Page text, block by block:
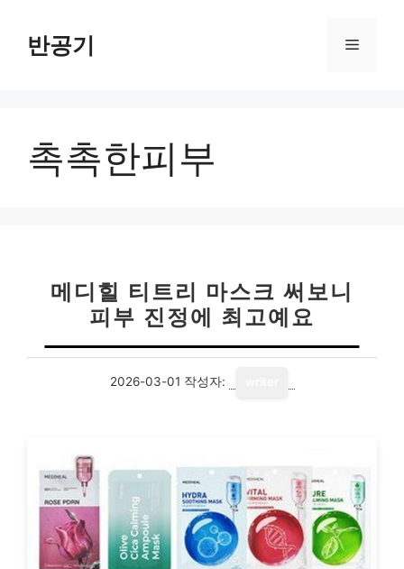
반공기 메
촉촉한피부
메디힐 티트리 마스크 써보니
피부 진정에 최고예요
2026-03-01 작성자: